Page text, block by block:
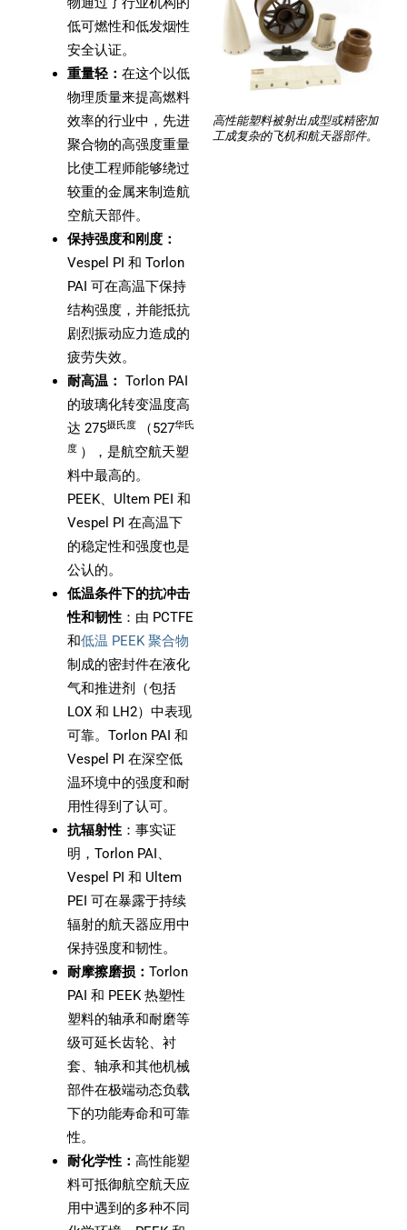
低可燃性和低发烟性
安全认证。
重量轻： 在这个以低
物理质量来提高燃料
效率的行业中，先进
聚合物的高强度重量
比使工程师能够绕过
较重的金属来制造航
空航天部件。
保持强度和刚度：
Vespel PI 和 Torlon
PAI 可在高温下保持
结构强度，并能抵抗
剧烈振动应力造成的
疲劳失效。
耐高温： Torlon PAI
的玻璃化转变温度高
达 275摄氏度 （527华氏
度 ），是航空航天塑
料中最高的。
PEEK、Ultem PEI 和
Vespel PI 在高温下
的稳定性和强度也是
公认的。
低温条件下的抗冲击
性和韧性：由 PCTFE
和低温 PEEK 聚合物
制成的密封件在液化
气和推进剂（包括
LOX 和 LH2）中表现
可靠。Torlon PAI 和
Vespel PI 在深空低
温环境中的强度和耐
用性得到了认可。
抗辐射性：事实证
明，Torlon PAI、
Vespel PI 和 Ultem
PEI 可在暴露于持续
辐射的航天器应用中
保持强度和韧性。
耐摩擦磨损： Torlon
PAI 和 PEEK 热塑性
塑料的轴承和耐磨等
级可延长齿轮、衬
套、轴承和其他机械
部件在极端动态负载
下的功能寿命和可靠
性。
耐化学性： 高性能塑
料可抵御航空航天应
用中遇到的多种不同
高性能塑料被射出成型或精密加
工成复杂的飞机和航天器部件。